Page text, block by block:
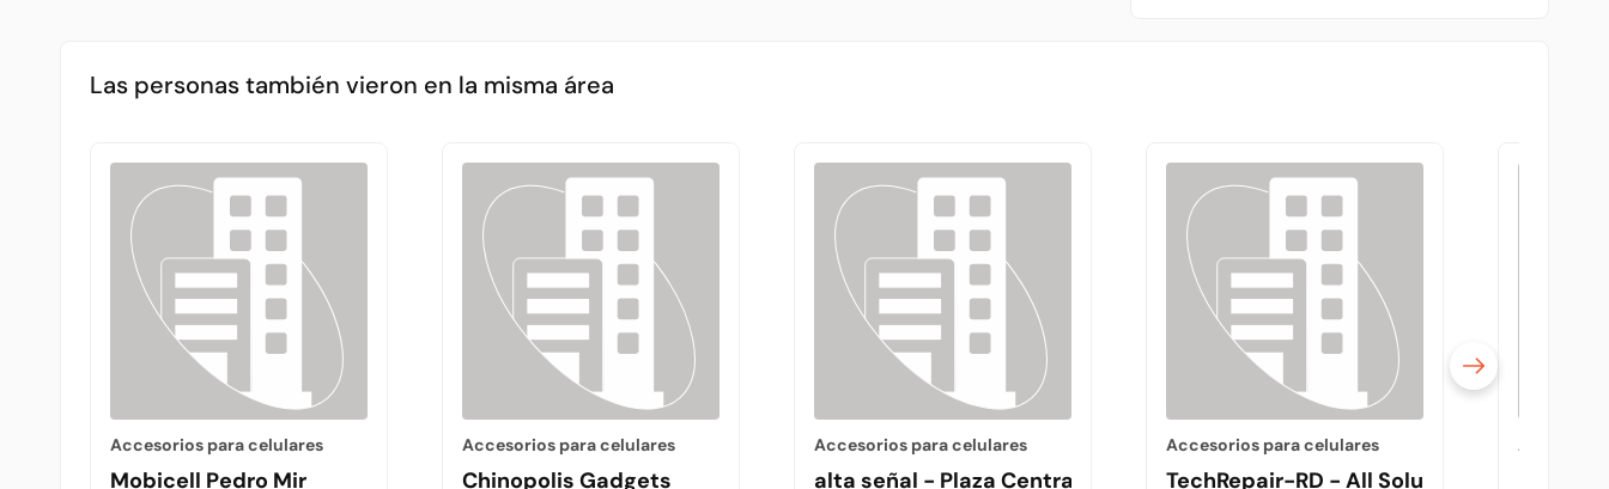
Las personas también vieron en la misma área
Accesorios para celulares
Mobicell Pedro Mir
Accesorios para celulares
Chinopolis Gadgets
Accesorios para celulares
alta señal - Plaza Central
Accesorios para celulares
TechRepair-RD - All Solutions